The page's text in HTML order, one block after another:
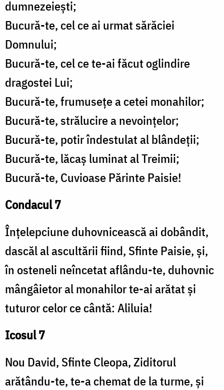
dumnezeiești;
Bucură-te, cel ce ai urmat sărăciei
Domnului;
Bucură-te, cel ce te-ai făcut oglindire
dragostei Lui;
Bucură-te, frumusețe a cetei monahilor;
Bucură-te, strălucire a nevoințelor;
Bucură-te, potir îndestulat al blândeții;
Bucură-te, lăcaș luminat al Treimii;
Bucură-te, Cuvioase Părinte Paisie!
Condacul 7
Înțelepciune duhovnicească ai dobândit,
dascăl al ascultării fiind, Sfinte Paisie, și,
în osteneli neîncetat aflându-te, duhovnic
mângâietor al monahilor te-ai arătat și
tuturor celor ce cântă: Aliluia!
Icosul 7
Nou David, Sfinte Cleopa, Ziditorul
arătându-te, te-a chemat de la turme, și